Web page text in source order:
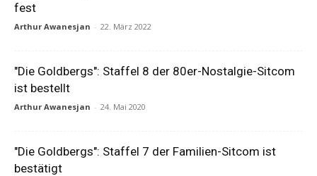
fest
Arthur Awanesjan - 22. März 2022
"Die Goldbergs": Staffel 8 der 80er-Nostalgie-Sitcom
ist bestellt
Arthur Awanesjan - 24. Mai 2020
"Die Goldbergs": Staffel 7 der Familien-Sitcom ist
bestätigt